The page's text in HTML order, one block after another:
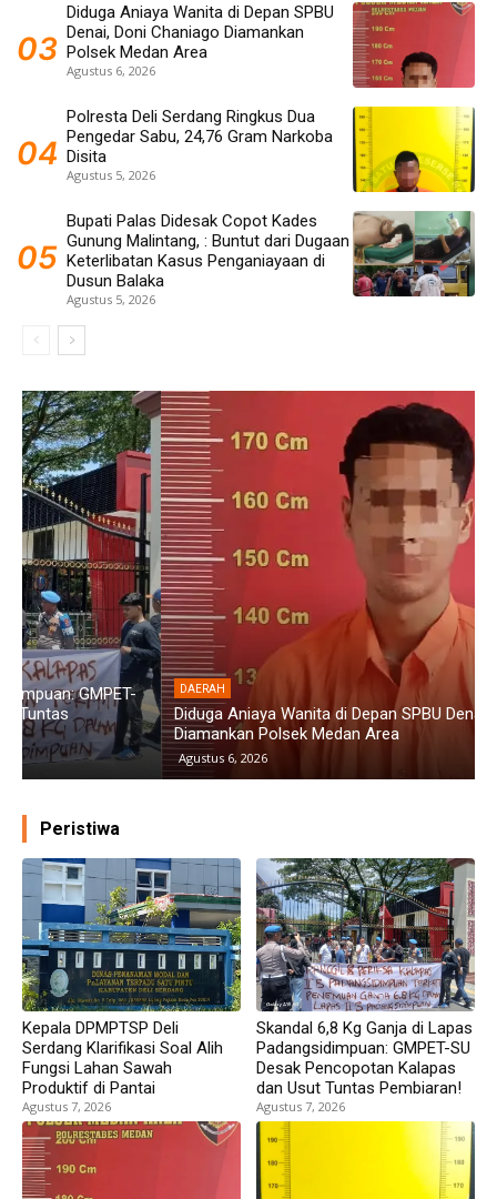
Diduga Aniaya Wanita di Depan SPBU
Denai, Doni Chaniago Diamankan
Polsek Medan Area
Agustus 6, 2026
Polresta Deli Serdang Ringkus Dua
Pengedar Sabu, 24,76 Gram Narkoba
Disita
Agustus 5, 2026
Bupati Palas Didesak Copot Kades
Gunung Malintang, : Buntut dari Dugaan
Keterlibatan Kasus Penganiayaan di
Dusun Balaka
Agustus 5, 2026
DAERAH
Diduga Aniaya Wanita di Depan SPBU Denai, Doni Chaniago
Diamankan Polsek Medan Area
Agustus 6, 2026
Peristiwa
Kepala DPMPTSP Deli
Serdang Klarifikasi Soal Alih
Fungsi Lahan Sawah
Produktif di Pantai
Agustus 7, 2026
Skandal 6,8 Kg Ganja di Lapas
Padangsidimpuan: GMPET-SU
Desak Pencopotan Kalapas
dan Usut Tuntas Pembiaran!
Agustus 7, 2026